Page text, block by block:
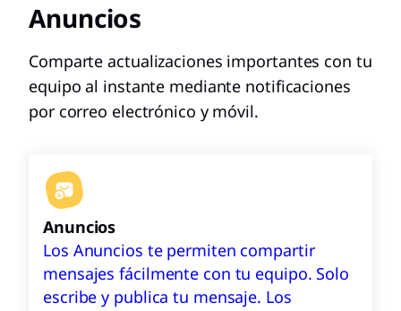
Anuncios
Comparte actualizaciones importantes con tu
equipo al instante mediante notificaciones
por correo electrónico y móvil.
Anuncios
Los Anuncios te permiten compartir
mensajes fácilmente con tu equipo. Solo
escribe y publica tu mensaje. Los